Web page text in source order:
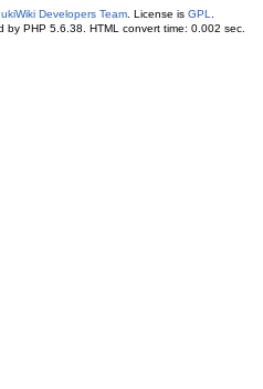
Developers Team. License is GPL
by PHP 5.6.38. HTML convert time: 0.002 sec.